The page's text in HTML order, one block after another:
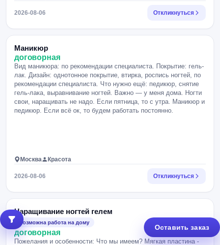
2026-08-06 Откликнуться
Маникюр
договорная
Вид маникюра: по рекомендации специалиста. Покрытие: гель-
лак. Дизайн: однотонное покрытие, втирка, роспись ногтей, по
рекомендации специалиста. Что нужно ещё: педикюр, снятие
гель-лака, выравнивание ногтей. Важно — у меня дома. Ногти
свои, наращивать не надо. Если пятница, то с утра. Маникюр и
педикюр. Если всё ок, то будем работать постоянно.
Москва Красота
2026-08-06 Откликнуться
Наращивание ногтей гелем
возможна работа на дому
договорная
Пожелания и особенности: Что мы имеем? Мягкая пластина -
Оставить заказ